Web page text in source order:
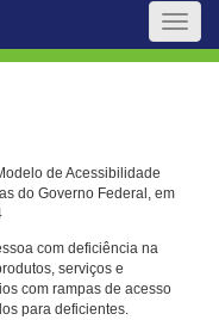
Toggle
de Acessibilidade
do Governo Federal, em
com deficiência na
serviços e
com rampas de acesso
para deficientes.